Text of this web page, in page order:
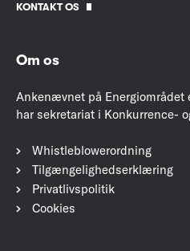
KONTAKT OS
Om os
Ankenævnet på
har sekretariat i Konkurrence-
Whistleblowerordning
Tilgængelighedserklæring
Privatlivspolitik
Cookies